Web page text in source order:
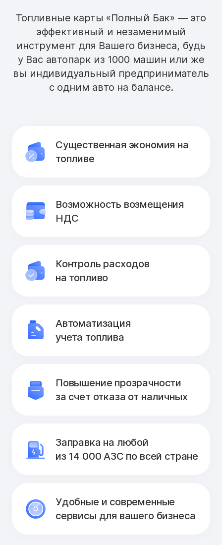
Топливные карты «Полный Бак» — это
эффективный и незаменимый
инструмент для Вашего бизнеса, будь
у Вас автопарк из 1000 машин или же
вы индивидуальный предприниматель
с одним авто на балансе.
Существенная экономия на
топливе
Возможность возмещения
НДС
Контроль расходов
на топливо
Автоматизация
учета топлива
Повышение прозрачности
за счет отказа от наличных
Заправка на любой
из 14 000 АЗС по всей стране
Удобные и современные
сервисы для вашего бизнеса